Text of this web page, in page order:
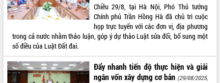
Chiều 29/8, tại Hà Nội, Phó Thủ tướng
Chính phủ Trần Hồng Hà đã chủ trì cuộc
họp trực tuyến với các đơn vị, địa phương
trong cả nước nhằm thảo luận, góp ý dự thảo Luật sửa đổi, bổ sung một
số điều của Luật Đất đai.
Đẩy nhanh tiến độ thực hiện và giải
ngân vốn xây dựng cơ bản (29/08/2025,